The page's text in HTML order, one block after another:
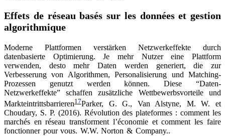
Effets de réseau basés sur les données et gestion
algorithmique
Moderne Plattformen verstärken Netzwerkeffekte durch
datenbasierte Optimierung. Je mehr Nutzer eine Plattform
verwenden, desto mehr Daten werden generiert, die zur
Verbesserung von Algorithmen, Personalisierung und Matching-
Prozessen genutzt werden können. Diese “Daten-
Netzwerkeffekte” schaffen zusätzliche Wettbewerbsvorteile und
Markteintrittsbarrieren17Parker, G. G., Van Alstyne, M. W. et
Choudary, S. P. (2016). Révolution des plateformes : comment les
marchés en réseau transforment l’économie et comment les faire
fonctionner pour vous. W.W. Norton & Company..